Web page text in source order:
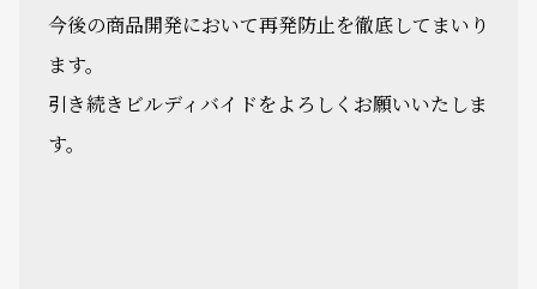
今後の商品開発において再発防止を徹底してまいり
ます。
引き続きビルディバイドをよろしくお願いいたしま
す。